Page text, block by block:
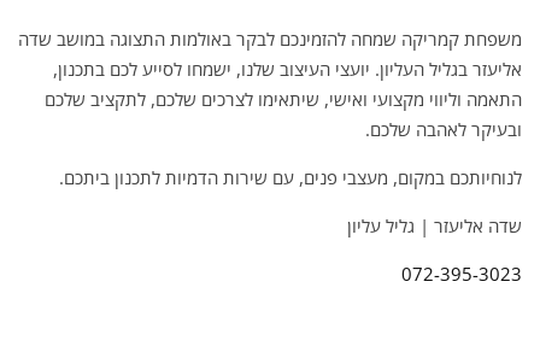
משפחת קמריקה שמחה להזמינכם לבקר באולמות התצוגה במושב שדה
אליעזר בגליל העליון. יועצי העיצוב שלנו, ישמחו לסייע לכם בתכנון,
התאמה וליווי מקצועי ואישי, שיתאימו לצרכים שלכם, לתקציב שלכם
ובעיקר לאהבה שלכם.
לנוחיותכם במקום, מעצבי פנים, עם שירות הדמיות לתכנון ביתכם.
שדה אליעזר | גליל עליון
072-395-3023